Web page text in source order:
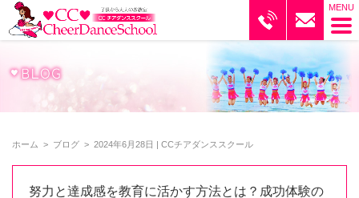
ブログ｜CCチアダンススクール
ホーム > ブログ > 2024年6月28日 | CCチアダンススクール
努力と達成感を教育に活かす方法とは？成功体験の